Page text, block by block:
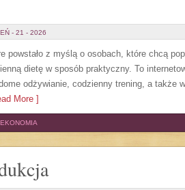
- 21 - 2026
powstało z myślą o osobach, które chcą
dietę w sposób praktyczny. To
odżywianie, codzienny trening, a także
More ]